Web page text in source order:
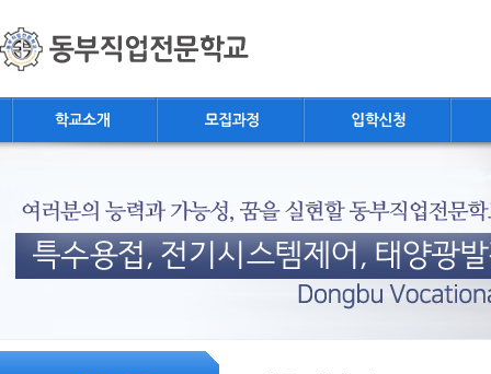
그
인
바
앙
내
용
로
위
링
크
인
메
뉴
본
하
링
본